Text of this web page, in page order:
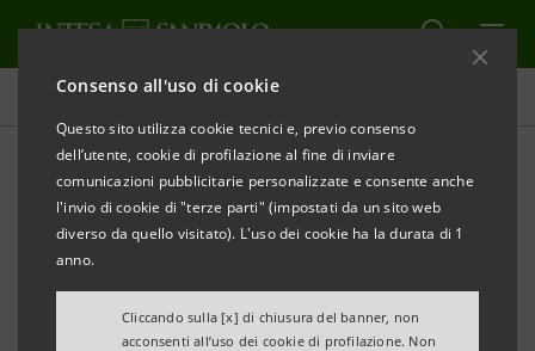
Consenso all'uso di cookie
Questo sito utilizza cookie tecnici e, previo consenso
dell’utente, cookie di profilazione al fine di inviare
comunicazioni pubblicitarie personalizzate e consente anche
l'invio di cookie di "terze parti" (impostati da un sito web
diverso da quello visitato). L'uso dei cookie ha la durata di 1
anno.
Cliccando sulla [x] di chiusura del banner, non
acconsenti all’uso dei cookie di profilazione. Non
Tutte le news
"Programma Rinascimento":
adesione altissima da parte
delle PMI di Bergamo